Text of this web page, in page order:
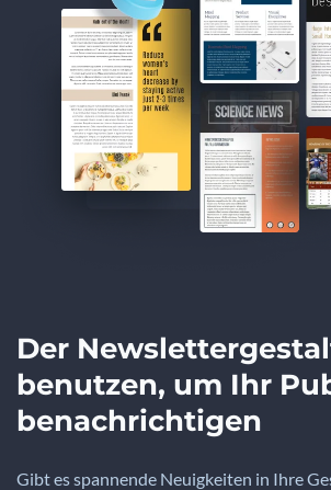
Der
benutzen, um Ihr
benachrichtigen
Gibt es spannende Neuigkeiten in Ihre